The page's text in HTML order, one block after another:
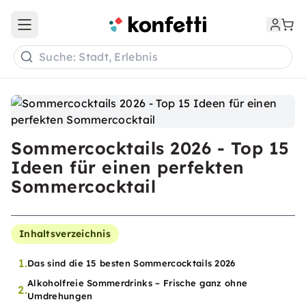
Sommercocktails 2026 - Top 15
Ideen für einen perfekten
Sommercocktail
Inhaltsverzeichnis
1.Das sind die 15 besten Sommercocktails 2026
2.Alkoholfreie Sommerdrinks – Frische ganz ohne
Umdrehungen
Open main menu
Suche: Stadt, Erlebnis